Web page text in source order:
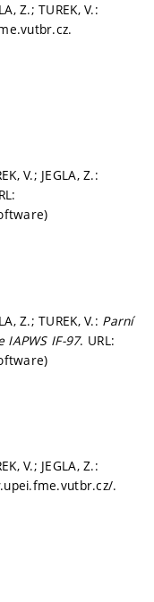
Z.; TUREK, V.:
V.; JEGLA, Z.:
Z.; TUREK, V.: Parní
IF-97. URL:
V.; JEGLA, Z.:
.